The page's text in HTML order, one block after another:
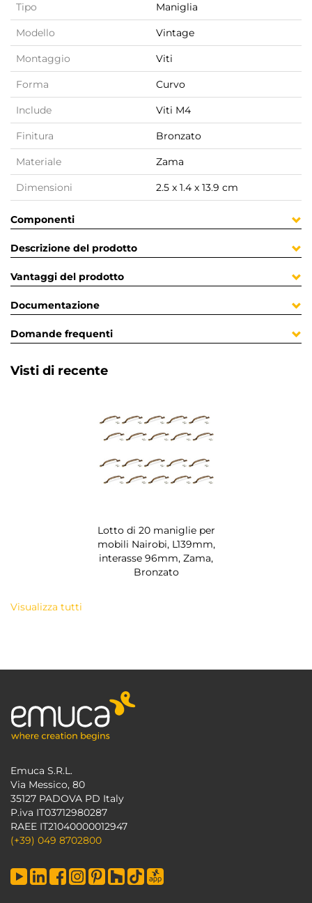
Tipo Maniglia
Modello Vintage
Montaggio Viti
Forma Curvo
Include Viti M4
Finitura Bronzato
Materiale Zama
Dimensioni 2.5 x 1.4 x 13.9 cm
Componenti
Descrizione del prodotto
Vantaggi del prodotto
Documentazione
Domande frequenti
Visti di recente
Lotto di 20 maniglie per
mobili Nairobi, L139mm,
interasse 96mm, Zama,
Bronzato
Visualizza tutti
Emuca S.R.L.
Via Messico, 80
35127 PADOVA PD Italy
P.iva IT03712980287
RAEE IT21040000012947
(+39) 049 8702800